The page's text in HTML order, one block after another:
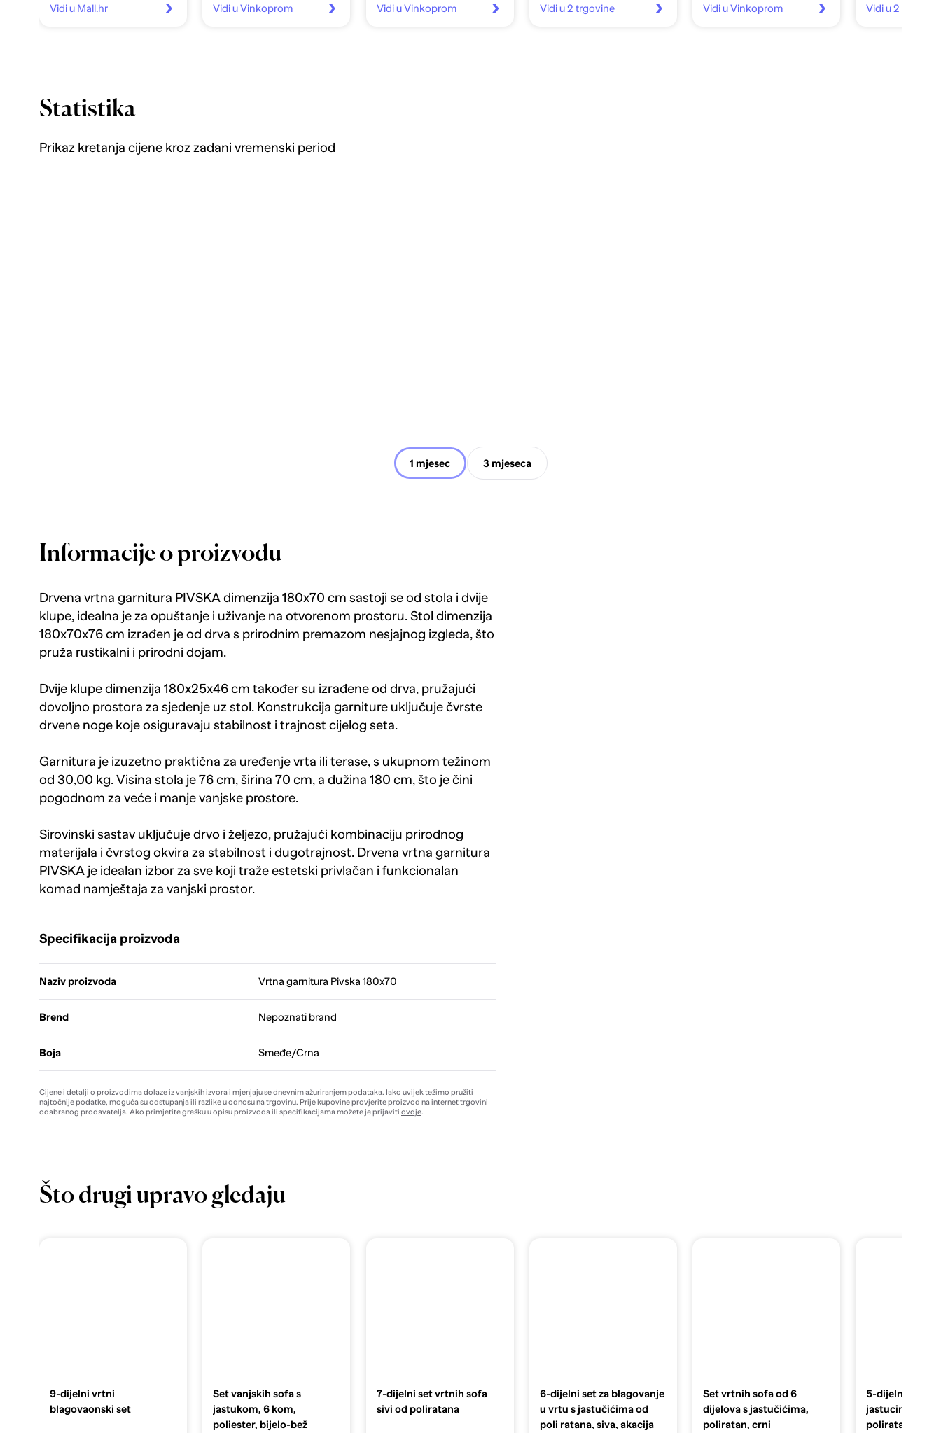
Vidi u Mall.hr Vidi u Vinkoprom Vidi u Vinkoprom Vidi u 2 trgovine Vidi u Vinkoprom Vidi u 2 trgovine
Statistika
Prikaz kretanja cijene kroz zadani vremenski period
1 mjesec 3 mjeseca
Informacije o proizvodu
Drvena vrtna garnitura PIVSKA dimenzija 180x70 cm sastoji se od stola i dvije
klupe, idealna je za opuštanje i uživanje na otvorenom prostoru. Stol dimenzija
180x70x76 cm izrađen je od drva s prirodnim premazom nesjajnog izgleda, što
pruža rustikalni i prirodni dojam.
Dvije klupe dimenzija 180x25x46 cm također su izrađene od drva, pružajući
dovoljno prostora za sjedenje uz stol. Konstrukcija garniture uključuje čvrste
drvene noge koje osiguravaju stabilnost i trajnost cijelog seta.
Garnitura je izuzetno praktična za uređenje vrta ili terase, s ukupnom težinom
od 30,00 kg. Visina stola je 76 cm, širina 70 cm, a dužina 180 cm, što je čini
pogodnom za veće i manje vanjske prostore.
Sirovinski sastav uključuje drvo i željezo, pružajući kombinaciju prirodnog
materijala i čvrstog okvira za stabilnost i dugotrajnost. Drvena vrtna garnitura
PIVSKA je idealan izbor za sve koji traže estetski privlačan i funkcionalan
komad namještaja za vanjski prostor.
Specifikacija proizvoda
Naziv proizvoda Vrtna garnitura Pivska 180x70
Brend Nepoznati brand
Boja Smeđe/Crna
Cijene i detalji o proizvodima dolaze iz vanjskih izvora i mjenjaju se dnevnim ažuriranjem podataka. Iako uvijek težimo pružiti
najtočnije podatke, moguća su odstupanja ili razlike u odnosu na trgovinu. Prije kupovine provjerite proizvod na internet trgovini
odabranog prodavatelja. Ako primjetite grešku u opisu proizvoda ili specifikacijama možete je prijaviti ovdje.
Što drugi upravo gledaju
9-dijelni vrtni
blagovaonski set
Set vanjskih sofa s
jastukom, 6 kom,
poliester, bijelo-bež
7-dijelni set vrtnih sofa
sivi od poliratana
6-dijelni set za blagovanje
u vrtu s jastučićima od
poli ratana, siva, akacija
Set vrtnih sofa od 6
dijelova s jastučićima,
poliratan, crni
5-dijelna vrtna
jastucima
poliratan